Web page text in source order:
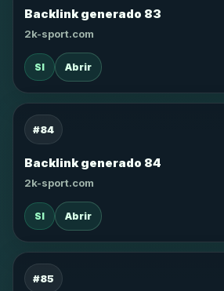
Backlink generado 83
2k-sport.com
SI Abrir
#84
Backlink generado 84
2k-sport.com
SI Abrir
#85